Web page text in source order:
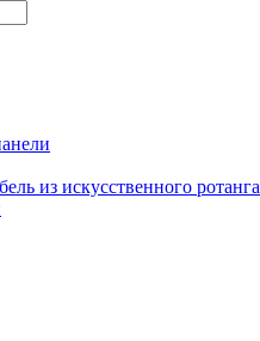
из искусственного ротанга